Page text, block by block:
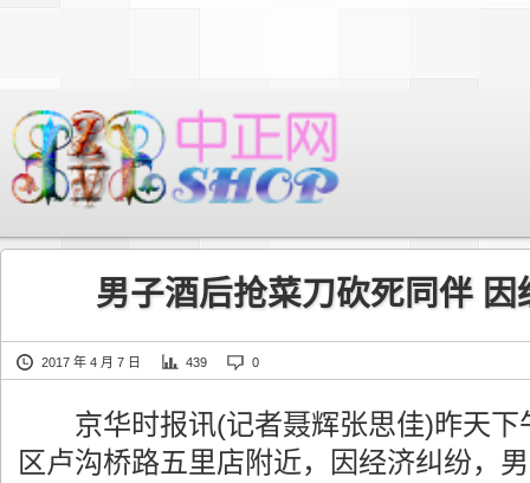
男子酒后抢菜刀砍死同伴 因
2017 年 4 月 7 日 439 0
京华时报讯(记者聂辉张思佳)昨天下
区卢沟桥路五里店附近，因经济纠纷，